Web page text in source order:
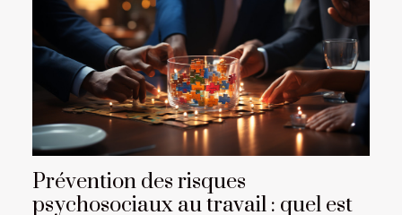
Prévention des risques
psychosociaux au travail : quel est